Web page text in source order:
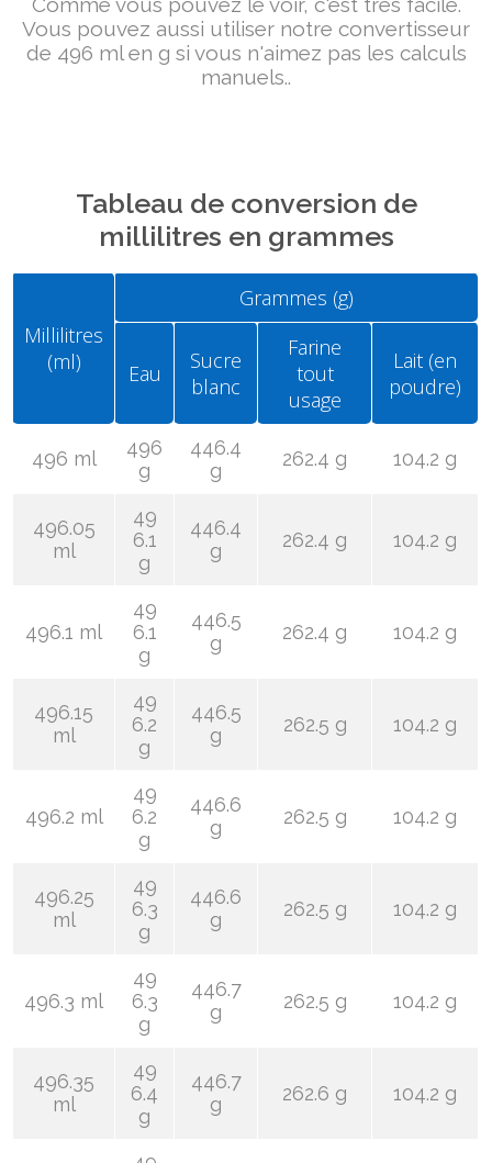
Vous pouvez aussi utiliser notre convertisseur
de 496 ml en g si vous n'aimez pas les calculs
manuels..
Tableau de conversion de
millilitres en grammes
Millilitres
(ml)
Grammes (g)
Eau
Sucre
blanc
Farine
tout
usage
Lait (en
poudre)
496 ml
496
g
446.4
g
262.4 g 104.2 g
496.05
ml
49
6.1
g
446.4
g
262.4 g 104.2 g
496.1 ml
49
6.1
g
446.5
g
262.4 g 104.2 g
496.15
ml
49
6.2
g
446.5
g
262.5 g 104.2 g
496.2 ml
49
6.2
g
446.6
g
262.5 g 104.2 g
496.25
ml
49
6.3
g
446.6
g
262.5 g 104.2 g
496.3 ml
49
6.3
g
446.7
g
262.5 g 104.2 g
496.35
ml
49
6.4
g
446.7
g
262.6 g 104.2 g